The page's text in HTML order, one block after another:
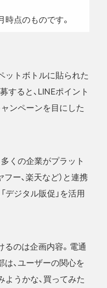
時点のものです。
ットボトルに貼られた
すると、LINEポイント
ンペーンを目にした
くの企業がプラット
フー、楽天など）と連携
デジタル販促」を活用
のは企画内容。電通
、ユーザーの関心を
ようかな、買ってみた